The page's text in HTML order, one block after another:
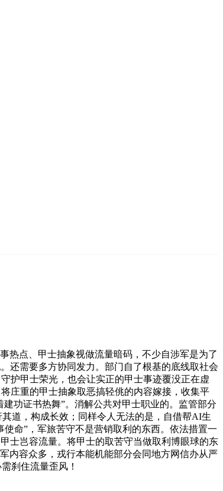
点、甲士抽象视做流量暗码，不少自涉军是为了
还需要多方协同发力。部门自了根基的底线取社会
护甲士荣光，也会让实正的甲士事迹覆没正在虚
庄重的甲士抽象取恶搞轻佻的内容嫁接，收集平
功证书热舞”。消解公共对甲士职业的。监管部分
道，构成长效；同样令人无法的是，自借帮AI生
命”，军旅苦守不是营销取利的东西。依法措置一
士岂容流量。将甲士的取苦守当做取利博眼球的东
内容众多，戎行本能机能部分会同地方网信办从严
刹住流量歪风！